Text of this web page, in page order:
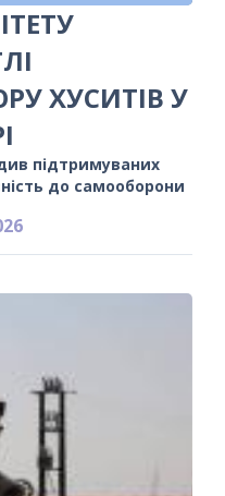
ХУСИТІВ У
підтримуваних
до самооборони